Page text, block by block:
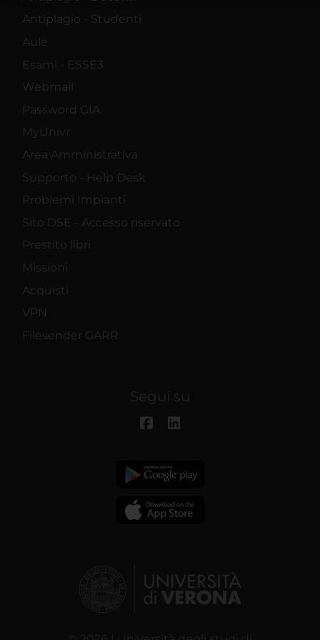
Antiplagio - Studenti
Aule
Esami - ESSE3
Webmail
Password GIA
MyUnivr
Area Amministrativa
Supporto - Help Desk
Problemi Impianti
Sito DSE - Accesso riservato
Prestito libri
Missioni
Acquisti
VPN
Filesender GARR
Segui su